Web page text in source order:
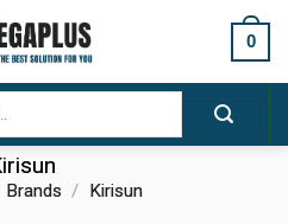
0
Brands / Kirisun